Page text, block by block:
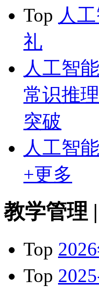
Top 人
礼
人工智
常识推
突破
人工智
+更多
教学管理
Top
Top